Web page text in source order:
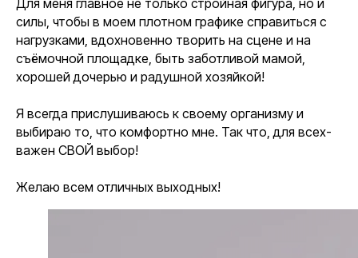
Для меня главное не только стройная фигура, но и
силы, чтобы в моем плотном графике справиться с
нагрузками, вдохновенно творить на сцене и на
съёмочной площадке, быть заботливой мамой,
хорошей дочерью и радушной хозяйкой!
Я всегда прислушиваюсь к своему организму и
выбираю то, что комфортно мне. Так что, для всех-
важен СВОЙ выбор!
Желаю всем отличных выходных!